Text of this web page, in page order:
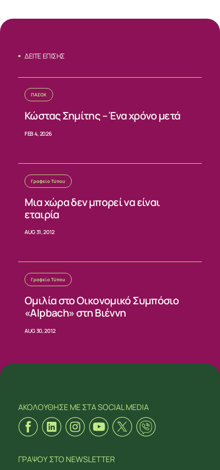
ΔΕΙΤΕ ΕΠΙΣΗΣ
ΠΑΣΟΚ
Κώστας Σημίτης – Ένα χρόνο μετά
FEB 4, 2026
Γραφείο Τύπου
Μια χώρα δεν μπορεί να είναι
εταιρία
AUG 31, 2012
Γραφείο Τύπου
Ομιλία στο Οικονομικό Συμπόσιο
«Alpbach» στη Βιέννη
AUG 30, 2012
ΑΚΟΛΟΥΘΗΣΕ ΜΕΣΤΑ SOCIAL MEDIA
ΓΡΑΨΟΥΣΤΟ NEWSLETTER